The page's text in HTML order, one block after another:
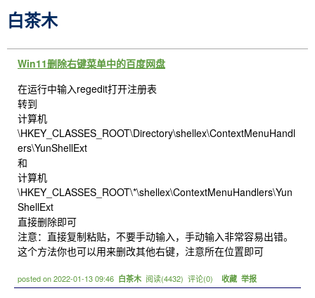
白茶木
Win11删除右键菜单中的百度网盘
在运行中输入regedit打开注册表
转到
计算机
\HKEY_CLASSES_ROOT\Directory\shellex\ContextMenuHandl
ers\YunShellExt
和
计算机
\HKEY_CLASSES_ROOT\*\shellex\ContextMenuHandlers\Yun
ShellExt
直接删除即可
注意：直接复制粘贴，不要手动输入，手动输入非常容易出错。
这个方法你也可以用来删改其他右键，注意所在位置即可
posted on2022-01-13 09:46 白茶木 阅读(4432) 评论(0) 收藏 举报